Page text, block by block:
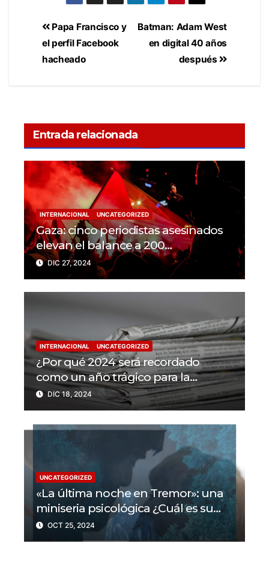
Batman: Adam West
en digital 40 años
después
Papa Francisco y
el perfil Facebook
hacheado
Entrada relacionada
INTERNACIONAL UNCATEGORIZED
Gaza: cinco periodistas asesinados
elevan el balance a 200
trabajadores de la prensa muertos
en 2024
DIC 27, 2024
INTERNACIONAL UNCATEGORIZED
¿Por qué 2024 será recordado
como un año trágico para la
libertad de prensa? Un tercio de los
periodistas asesinados por Israel
DIC 18, 2024
UNCATEGORIZED
«La última noche en Tremor»: una
miniseria psicológica ¿Cuál es su
trama?
OCT 25, 2024